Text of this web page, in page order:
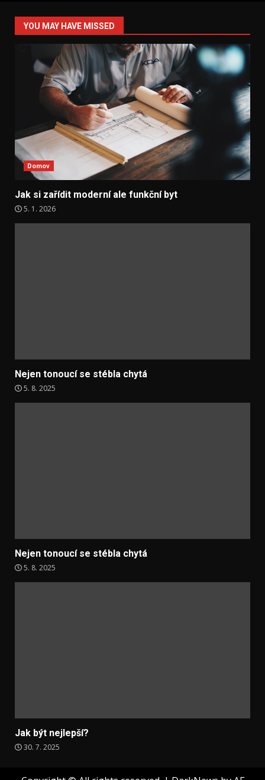
YOU MAY HAVE MISSED
Domov
Jak si zařídit moderní ale funkční byt
5. 1. 2026
Nejen tonoucí se stébla chytá
5. 8. 2025
Nejen tonoucí se stébla chytá
5. 8. 2025
Jak být nejlepší?
30. 7. 2025